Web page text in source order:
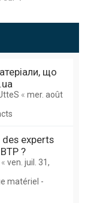
e
що
« mer. août
experts
?
« ven. juil. 31,
matériel -